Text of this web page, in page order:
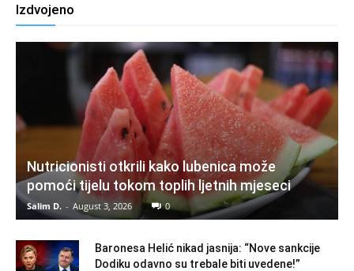
Izdvojeno
Nutricionisti otkrili kako lubenica može
pomoći tijelu tokom toplih ljetnih mjeseci
Salim D. - August 3, 2026 0
Baronesa Helić nikad jasnija: “Nove sankcije
Dodiku odavno su trebale biti uvedene!”